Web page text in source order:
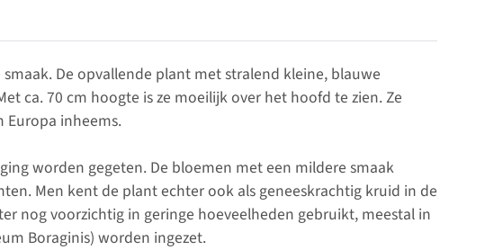
De opvallende plant met stralend kleine, blauwe
ca. 70 cm hoogte is ze moeilijk over het hoofd te zien. Ze
inheems.
worden gegeten. De bloemen met een mildere smaak
Men kent de plant echter ook als geneeskrachtig kruid in de
nog voorzichtig in geringe hoeveelheden gebruikt, meestal in
Boraginis) worden ingezet.